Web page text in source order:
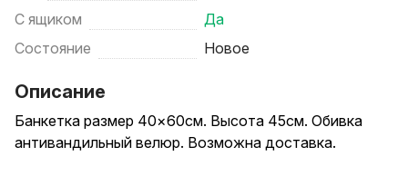
С ящиком
Да
Состояние
Новое
Описание
Банкетка размер 40×60см. Высота 45см. Обивка
антивандильный велюр. Возможна доставка.